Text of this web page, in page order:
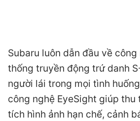
Subaru luôn dẫn đầu về
thống truyền động trứ danh
người lái trong mọi tình
công nghệ EyeSight giúp thu
tích hình ảnh hạn chế, cảnh